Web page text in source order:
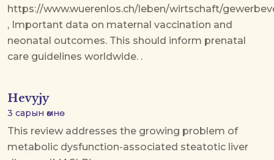
https://www.wuerenlos.ch/leben/wirtschaft/
, Important data on maternal vaccination and
neonatal outcomes. This should inform prenatal
care guidelines worldwide. .
Hevyjy
3 сарын өмнө
This review addresses the growing problem of
metabolic dysfunction-associated steatotic liver